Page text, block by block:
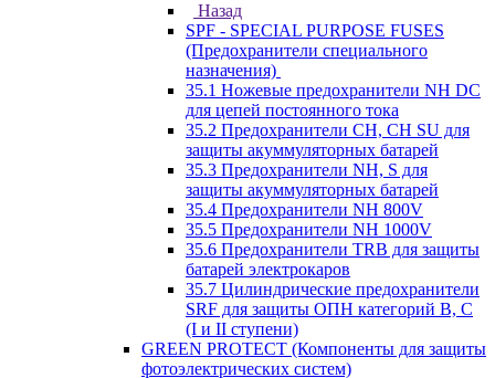
Назад
SPF - SPECIAL PURPOSE FUSES
(Предохранители специального
назначения)
35.1 Ножевые предохранители NH DC
для цепей постоянного тока
35.2 Предохранители CH, CH SU для
защиты акуммуляторных батарей
35.3 Предохранители NH, S для
защиты акуммуляторных батарей
35.4 Предохранители NH 800V
35.5 Предохранители NH 1000V
35.6 Предохранители TRB для защиты
батарей электрокаров
35.7 Цилиндрические предохранители
SRF для защиты ОПН категорий B, C
(I и II ступени)
GREEN PROTECT (Компоненты для защиты
фотоэлектрических систем)